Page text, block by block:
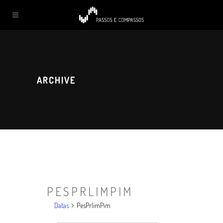
ARCHIVE
PESPRLIMPIM
Datas PesPrlimPim